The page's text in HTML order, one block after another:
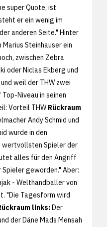
super Quote, ist
er ein wenig im
anderen Seite." Hinter
Steinhauser ein
zwischen Zebra
oder Niclas Ekberg und
weil der THW zwei
Niveau in seinen
Vorteil THW Rückraum
Andy Schmid und
wurde in den
wertvollsten Spieler der
alles für den Angriff
geworden." Aber:
- Welthandballer von
"Die Tagesform wird
links:Der
der Däne Mads Mensah